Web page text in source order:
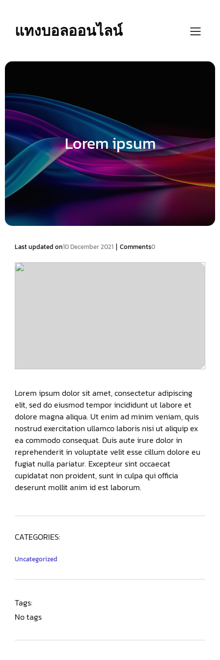
แทงบอลออนไลน์
Lorem ipsum
Last updated on10 December 2021 | Comments0
Lorem ipsum dolor sit amet, consectetur adipiscing
elit, sed do eiusmod tempor incididunt ut labore et
dolore magna aliqua. Ut enim ad minim veniam, quis
nostrud exercitation ullamco laboris nisi ut aliquip ex
ea commodo consequat. Duis aute irure dolor in
reprehenderit in voluptate velit esse cillum dolore eu
fugiat nulla pariatur. Excepteur sint occaecat
cupidatat non proident, sunt in culpa qui officia
deserunt mollit anim id est laborum.
CATEGORIES:
Uncategorized
Tags:
No tags